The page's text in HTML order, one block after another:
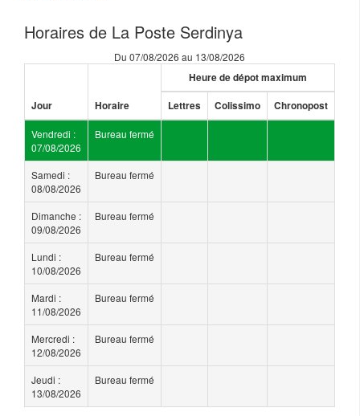
Horaires de La Poste Serdinya
Du 07/08/2026 au 13/08/2026
Jour Horaire
Heure de dépot maximum
Lettres Colissimo Chronopost
Vendredi :
07/08/2026
Bureau fermé
Samedi :
08/08/2026
Bureau fermé
Dimanche :
09/08/2026
Bureau fermé
Lundi :
10/08/2026
Bureau fermé
Mardi :
11/08/2026
Bureau fermé
Mercredi :
12/08/2026
Bureau fermé
Jeudi :
13/08/2026
Bureau fermé